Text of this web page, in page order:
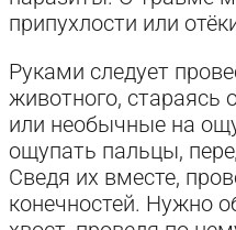
припухлости или
Руками следует
животного, стараясь
или необычные на
ощупать пальцы,
Сведя их вместе,
конечностей. Нужно